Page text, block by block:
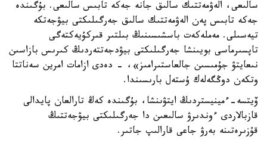
سالىعى، الەۋمەتتىك سالىق جانە جەكە تابىس سالىعى. بۇگىندە
جەكە تابىس پەن الەۋمەتتىك سالىق جەرگىلىكتى بيۋجەتكە
تيەسىلى. مەملەكەت باسشىسىنىڭ بىلتىر قىركۇيەكتەگى
تاپسىرماسى بويىنشا جەرگىلىكتى بيۋدجەتتەردىڭ كىرىس بازاسىن
نىعايتۋ جۇمىسىن جالعاستىرامىز»، - دەدى ازامات امرين سەناتتا
وتكەن دوڭگەلەك ۇستەل بارىسىندا.
ۆيتسە-ءمينيستردىڭ ايتۋىنشا، بۇگىندە كەڭ تارالعان پايدالى
قازبالاردى ءوندىرۋ سالىعىن دا جەرگىلىكتى بيۋجەتتىڭ
قۇزىرەتىنە بەرۋ جاعى قارالىپ جاتىر.